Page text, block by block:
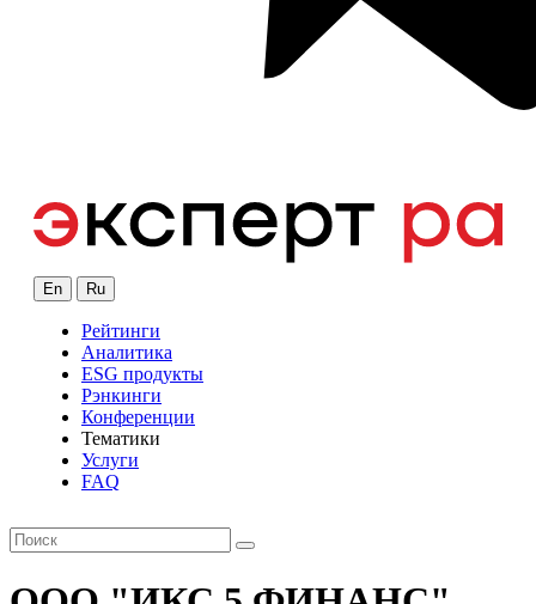
En Ru
Рейтинги
Аналитика
ESG продукты
Рэнкинги
Конференции
Тематики
Услуги
FAQ